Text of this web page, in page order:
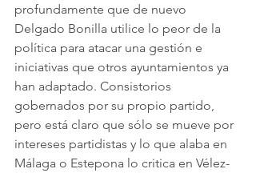
profundamente que de nuevo
Delgado Bonilla utilice lo peor de la
política para atacar una gestión e
iniciativas que otros ayuntamientos ya
han adaptado. Consistorios
gobernados por su propio partido,
pero está claro que sólo se mueve por
intereses partidistas y lo que alaba en
Málaga o Estepona lo critica en Vélez-